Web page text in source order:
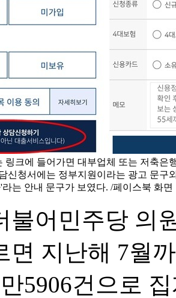
링크에 들어가면 대부업체 또는 저축은
신청서에는 정부지원이라는 광고 문구
는 안내 문구가 보였다. /페이스북 화면
불어민주당 의
면 지난해 7월
5906건으로